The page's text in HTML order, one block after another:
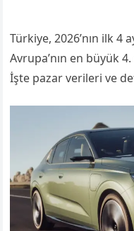
Türkiye, 2026’nın ilk 4
Avrupa’nın en büyük
İşte pazar verileri ve